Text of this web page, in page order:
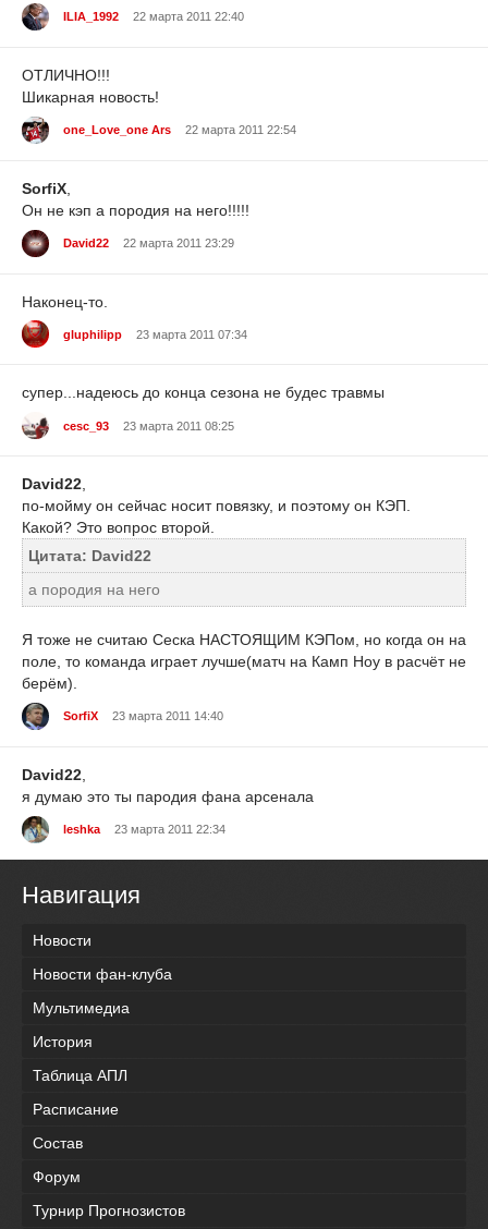
ILIA_1992 22 марта 2011 22:40
ОТЛИЧНО!!!
Шикарная новость!
one_Love_one Ars 22 марта 2011 22:54
SorfiX
Он не кэп а породия на него!!!!!
David22 22 марта 2011 23:29
Наконец-то.
gluphilipp 23 марта 2011 07:34
супер...надеюсь до конца сезона не будес травмы
cesc_93 23 марта 2011 08:25
David22,
по-мойму он сейчас носит повязку, и поэтому он КЭП.
Какой? Это вопрос второй.
Цитата: David22
а породия на него
Я тоже не считаю Сеска НАСТОЯЩИМ КЭПом, но когда он на
поле, то команда играет лучше(матч на Камп Ноу в расчёт не
берём).
SorfiX 23 марта 2011 14:40
David22
я думаю это ты пародия фана арсенала
leshka 23 марта 2011 22:34
Навигация
Новости
Новости фан-клуба
Мультимедиа
История
Таблица АПЛ
Расписание
Состав
Форум
Турнир Прогнозистов